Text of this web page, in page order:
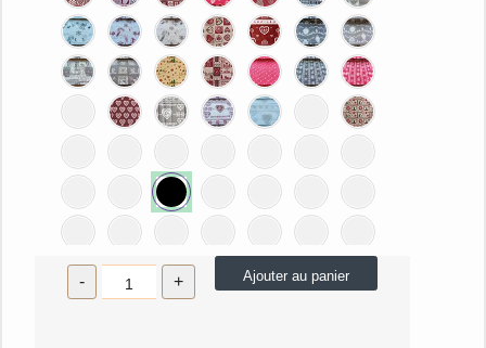
-
quantité
de
+ Ajouter au panier